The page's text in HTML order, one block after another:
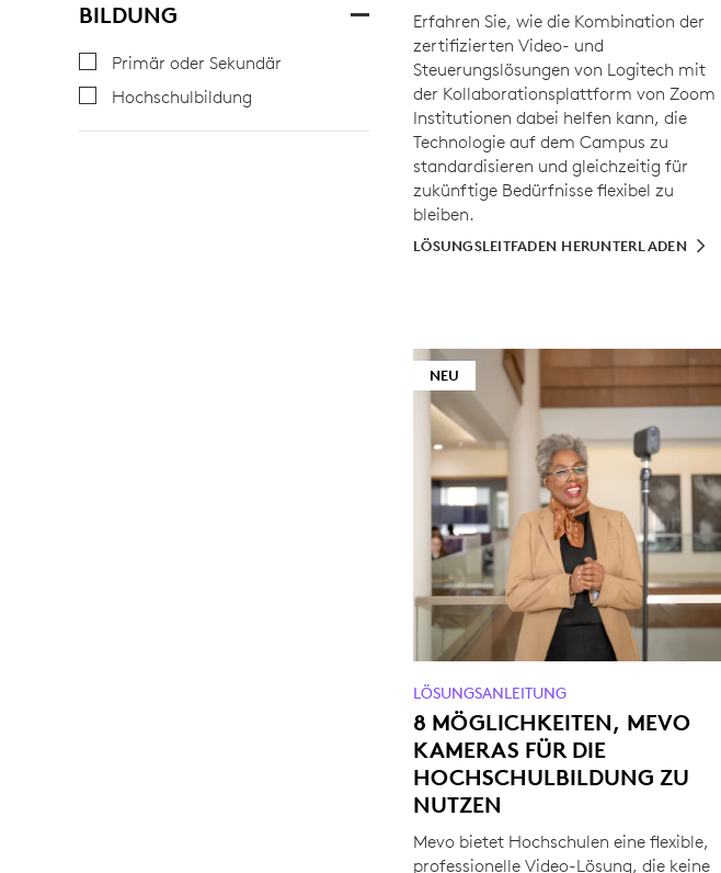
BILDUNG
Primär oder Sekundär
Hochschulbildung
Erfahren Sie, wie die Kombination der
zertifizierten Video- und
Steuerungslösungen von Logitech mit
der Kollaborationsplattform von Zoom
Institutionen dabei helfen kann, die
Technologie auf dem Campus zu
standardisieren und gleichzeitig für
zukünftige Bedürfnisse flexibel zu
bleiben.
LÖSUNGSLEITFADEN HERUNTERLADEN
NEU
LÖSUNGSANLEITUNG
8 MÖGLICHKEITEN, MEVO
KAMERAS FÜR DIE
HOCHSCHULBILDUNG ZU
NUTZEN
Mevo bietet Hochschulen eine flexible,
professionelle Video-Lösung, die keine